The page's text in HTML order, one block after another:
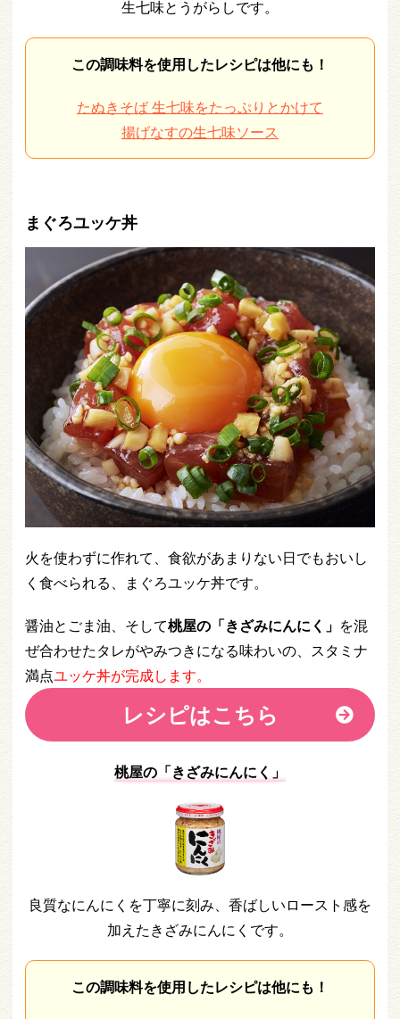
生七味とうがらしです。
この調味料を使用したレシピは他にも！
たぬきそば 生七味をたっぷりとかけて
揚げなすの生七味ソース
まぐろユッケ丼
火を使わずに作れて、食欲があまりない日でもおいし
く食べられる、まぐろユッケ丼です。
醤油とごま油、そして桃屋の「きざみにんにく」 を混
ぜ合わせたタレがやみつきになる味わいの、スタミナ
満点ユッケ丼が完成します。
レシピはこちら
桃屋の「きざみにんにく」
良質なにんにくを丁寧に刻み、香ばしいロースト感を
加えたきざみにんにくです。
この調味料を使用したレシピは他にも！